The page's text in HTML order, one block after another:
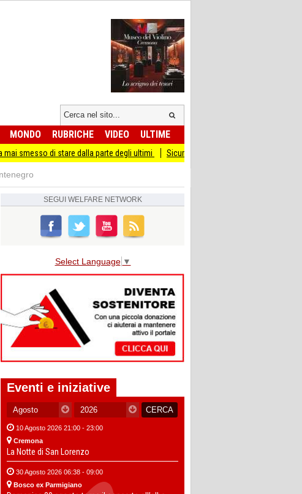
MONDO RUBRICHE VIDEO ULTIME
stare dalla parte degli ultimi Sicurezza I Giovani Democratici ribattono ai Giovani
SEGUI WELFARE NETWORK
Select Language ▼
Eventi e iniziative
10 Agosto 2026 21:00 - 23:00
Cremona
La Notte di San Lorenzo
30 Agosto 2026 06:38 - 09:00
Bosco ex Parmigiano